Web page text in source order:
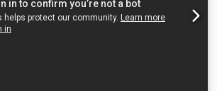
onze partners. Alle gegevens onder
en tussenverkoop voorbehouden.